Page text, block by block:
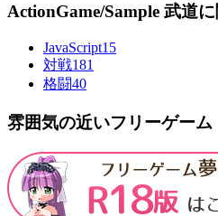
ActionGame/Sample 武道
JavaScript15
対戦181
格闘40
雰囲気の近いフリーゲーム